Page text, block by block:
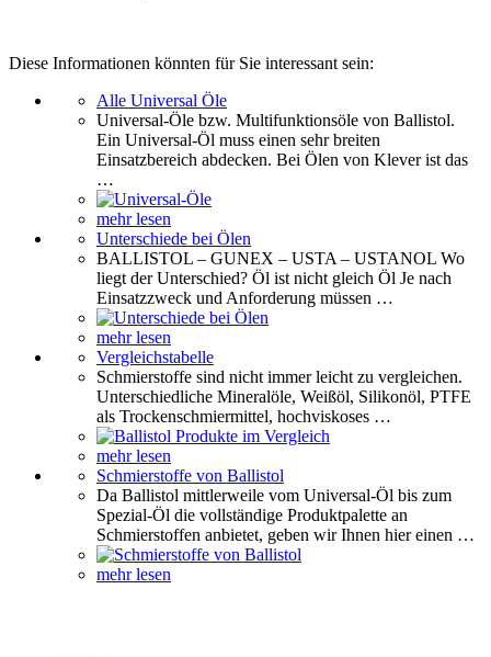
Diese Informationen könnten für Sie interessant sein:
Alle Universal Öle
Universal-Öle bzw. Multifunktionsöle von Ballistol.
Ein Universal-Öl muss einen sehr breiten
Einsatzbereich abdecken. Bei Ölen von Klever ist das
…
mehr lesen
Unterschiede bei Ölen
BALLISTOL – GUNEX – USTA – USTANOL Wo
liegt der Unterschied? Öl ist nicht gleich Öl Je nach
Einsatzzweck und Anforderung müssen …
mehr lesen
Vergleichstabelle
Schmierstoffe sind nicht immer leicht zu vergleichen.
Unterschiedliche Mineralöle, Weißöl, Silikonöl, PTFE
als Trockenschmiermittel, hochviskoses …
mehr lesen
Schmierstoffe von Ballistol
Da Ballistol mittlerweile vom Universal-Öl bis zum
Spezial-Öl die vollständige Produktpalette an
Schmierstoffen anbietet, geben wir Ihnen hier einen …
mehr lesen